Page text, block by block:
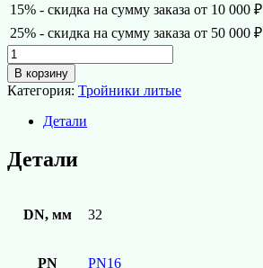
15% - скидка на сумму заказа от 10 000 ₽
25% - скидка на сумму заказа от 50 000 ₽
Количество
товара
Тройник
литой
ПЭ100
SDR11
d32
СПИГОТ
В корзину
Категория: Тройники литые
Детали
Детали
DN, мм 32
PN PN16